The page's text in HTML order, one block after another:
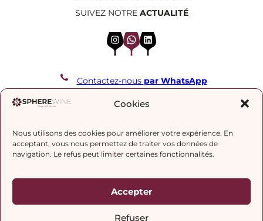
Cookies
Nous utilisons des cookies pour améliorer votre expérience. En
acceptant, vous nous permettez de traiter vos données de
navigation. Le refus peut limiter certaines fonctionnalités.
Accepter
Refuser
SUIVEZ NOTRE ACTUALITÉ
InstagramWhatsApp LinkedIn
Contactez-nous par WhatsApp
REJOIGNEZ NOTRE LISTE DE DIFFUSION
politique de confidentialité.